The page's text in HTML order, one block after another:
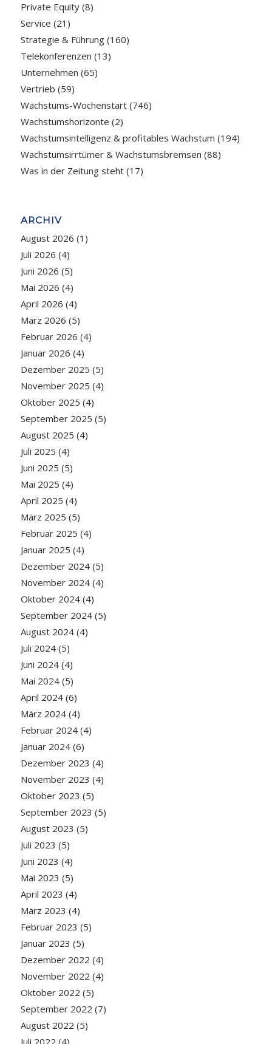
Private Equity(8)
Service (21)
Strategie & Führung(160)
Telekonferenzen (13)
Unternehmen (65)
Vertrieb (59)
Wachstums-Wochenstart(746)
Wachstumshorizonte (2)
Wachstumsintelligenz & profitables Wachstum (194)
Wachstumsirrtümer & Wachstumsbremsen (88)
Was in der Zeitung steht(17)
ARCHIV
August 2026 (1)
Juli 2026 (4)
Juni 2026 (5)
Mai 2026 (4)
April 2026 (4)
März 2026 (5)
Februar 2026 (4)
Januar 2026 (4)
Dezember 2025 (5)
November 2025 (4)
Oktober 2025 (4)
September 2025 (5)
August 2025 (4)
Juli 2025 (4)
Juni 2025 (5)
Mai 2025 (4)
April 2025 (4)
März 2025 (5)
Februar 2025 (4)
Januar 2025 (4)
Dezember 2024(5)
November 2024(4)
Oktober 2024(4)
September 2024(5)
August 2024(4)
Juli 2024(5)
Juni 2024(4)
Mai 2024(5)
April 2024(6)
März 2024(4)
Februar 2024(4)
Januar 2024(6)
Dezember 2023 (4)
November 2023 (4)
Oktober 2023 (5)
September 2023 (5)
August 2023 (5)
Juli 2023 (5)
Juni 2023 (4)
Mai 2023 (5)
April 2023 (4)
März 2023 (4)
Februar 2023 (5)
Januar 2023 (5)
Dezember 2022 (4)
November 2022 (4)
Oktober 2022 (5)
September 2022 (7)
August 2022 (5)